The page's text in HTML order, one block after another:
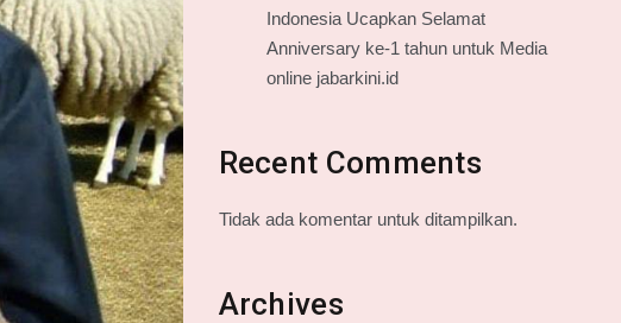
Indonesia Ucapkan Selamat
Anniversary ke-1 tahun untuk Media
online jabarkini.id
Recent Comments
Tidak ada komentar untuk ditampilkan.
Archives